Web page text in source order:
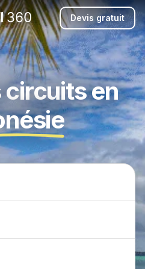
Devis gratuit
circuits en